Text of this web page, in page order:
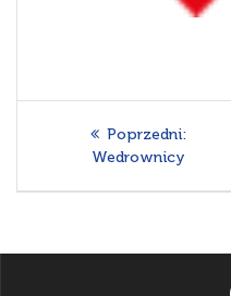
Nawigacja
wpisu
Poprzedni:
Wedrownicy